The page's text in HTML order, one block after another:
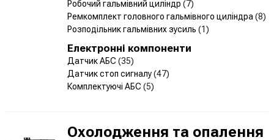
Робочий гальмівний циліндр (7)
Ремкомплект головного гальмівного циліндра (8)
Розподільник гальмівних зусиль (1)
Електронні компоненти
Датчик АБС (35)
Датчик стоп сигналу(47)
Комплектуючі АБС (5)
Охолодження та опалення